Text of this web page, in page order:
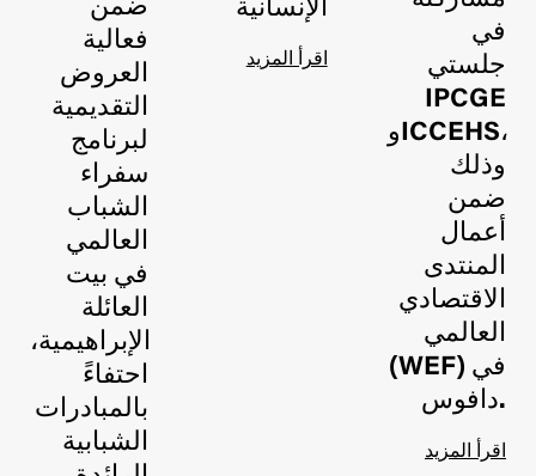
ضمن
فعالية
العروض
التقديمية
لبرنامج
سفراء
الشباب
العالمي
في بيت
العائلة
الإبراهيمية،
احتفاءً
بالمبادرات
الشبابية
الإنسانية
اقرأ المزيد
في
جلستي
IPCGE
وICCEHS،
وذلك
ضمن
أعمال
المنتدى
الاقتصادي
العالمي
(WEF) في
دافوس.
اقرأ المزيد